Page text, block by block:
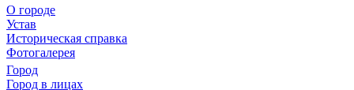
О городе
Устав
Историческая справка
Фотогалерея
Город
Город в лицах